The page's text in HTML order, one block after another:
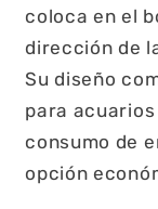
coloca en el
dirección de
Su diseño
para
consumo de
opción